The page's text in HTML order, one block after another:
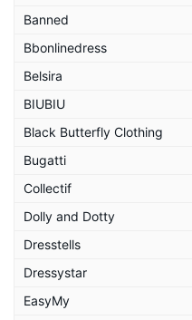
Banned
Bbonlinedress
Belsira
BIUBIU
Black Butterfly Clothing
Bugatti
Collectif
Dolly and Dotty
Dresstells
Dressystar
EasyMy